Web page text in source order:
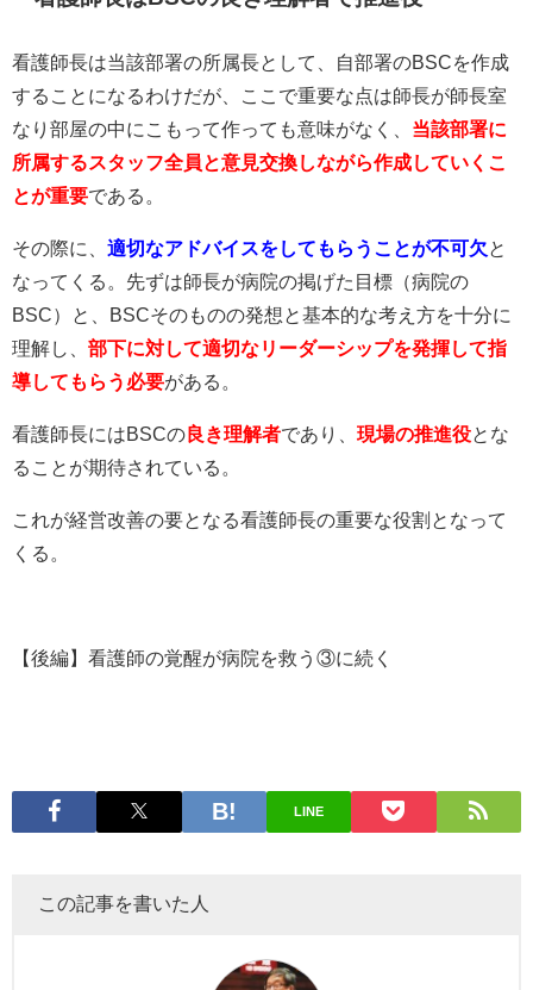
看護師長は当該部署の所属長として、自部署のBSCを作成
することになるわけだが、ここで重要な点は師長が師長室
なり部屋の中にこもって作っても意味がなく、 当該部署に
所属するスタッフ全員と意見交換しながら作成していくこ
とが重要である。
その際に、 適切なアドバイスをしてもらうことが不可欠と
なってくる。先ずは師長が病院の掲げた目標（病院の
BSC）と、BSCそのものの発想と基本的な考え方を十分に
理解し、 部下に対して適切なリーダーシップを発揮して指
導してもらう必要がある。
看護師長にはBSCの 良き理解者であり、 現場の推進役とな
ることが期待されている。
これが経営改善の要となる看護師長の重要な役割となって
くる。
【後編】看護師の覚醒が病院を救う③に続く
LINE
この記事を書いた人